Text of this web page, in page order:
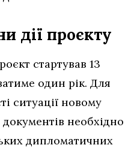
дії проєкту
стартував 13
один рік. Для
ситуації новому
необхідно
дипломатичних